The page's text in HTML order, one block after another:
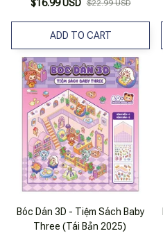
$16.99 USD $22.99 USD
ADD TO CART
Bóc Dán 3D - Tiệm Sách Baby
Three (Tái Bản 2025)